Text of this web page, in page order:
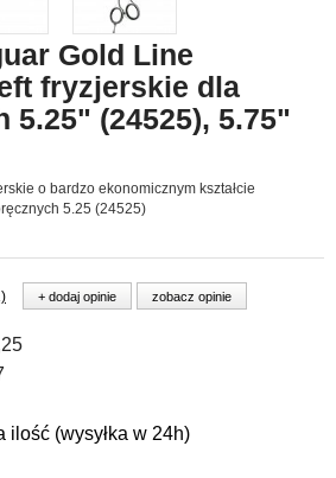
Gold Line
fryzjerskie dla
5.25" (24525), 5.75"
o bardzo ekonomicznym kształcie
5.25 (24525)
+ dodaj opinie zobacz opinie
ilość (wysyłka w 24h)